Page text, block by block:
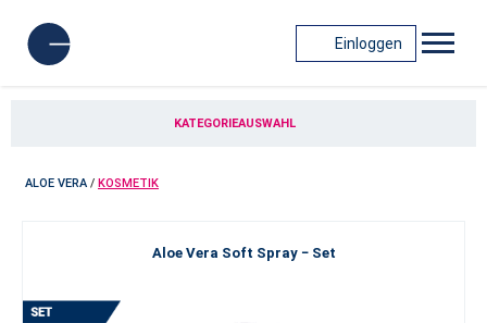
Einloggen
KATEGORIEAUSWAHL
ALOE VERA / KOSMETIK
Aloe Vera Soft Spray − Set